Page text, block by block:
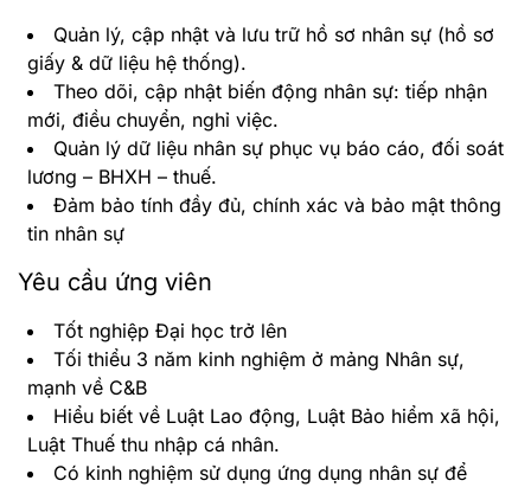
Quản lý, cập nhật và lưu trữ hồ sơ nhân sự (hồ sơ
giấy & dữ liệu hệ thống).
Theo dõi, cập nhật biến động nhân sự: tiếp nhận
mới, điều chuyển, nghỉ việc.
Quản lý dữ liệu nhân sự phục vụ báo cáo, đối soát
lương – BHXH – thuế.
Đảm bảo tính đầy đủ, chính xác và bảo mật thông
tin nhân sự
Yêu cầu ứng viên
Tốt nghiệp Đại học trở lên
Tối thiểu 3 năm kinh nghiệm ở mảng Nhân sự,
mạnh về C&B
Hiểu biết về Luật Lao động, Luật Bảo hiểm xã hội,
Luật Thuế thu nhập cá nhân.
Có kinh nghiệm sử dụng ứng dụng nhân sự để